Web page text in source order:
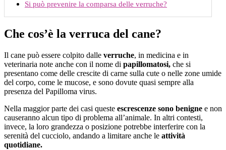
Si può prevenire la comparsa delle verruche?
Che cos’è la verruca del cane?
Il cane può essere colpito dalle verruche, in medicina e in
veterinaria note anche con il nome di papillomatosi, che si
presentano come delle crescite di carne sulla cute o nelle zone umide
del corpo, come le mucose, e sono dovute quasi sempre alla
presenza del Papilloma virus.
Nella maggior parte dei casi queste escrescenze sono benigne e non
causeranno alcun tipo di problema all’animale. In altri contesti,
invece, la loro grandezza o posizione potrebbe interferire con la
serenità del cucciolo, andando a limitare anche le attività
quotidiane.